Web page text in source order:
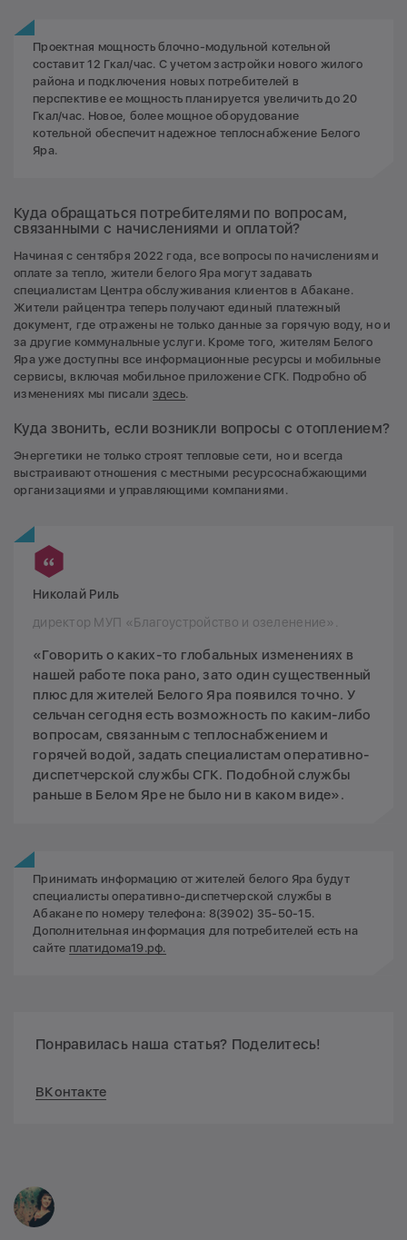
Проектная мощность блочно-модульной котельной
составит 12 Гкал/час. С учетом застройки нового жилого
района и подключения новых потребителей в
перспективе ее мощность планируется увеличить до 20
Гкал/час. Новое, более мощное оборудование
котельной обеспечит надежное теплоснабжение Белого
Яра.
Куда обращаться потребителями по вопросам,
связанными с начислениями и оплатой?
Начиная с сентября 2022 года, все вопросы по начислениям и
оплате за тепло, жители белого Яра могут задавать
специалистам Центра обслуживания клиентов в Абакане.
Жители райцентра теперь получают единый платежный
документ, где отражены не только данные за горячую воду, но и
за другие коммунальные услуги. Кроме того, жителям Белого
Яра уже доступны все информационные ресурсы и мобильные
сервисы, включая мобильное приложение СГК. Подробно об
изменениях мы писали здесь.
Куда звонить, если возникли вопросы с отоплением?
Энергетики не только строят тепловые сети, но и всегда
выстраивают отношения с местными ресурсоснабжающими
организациями и управляющими компаниями.
Николай Риль
директор МУП «Благоустройство и озеленение».
«Говорить о каких-то глобальных изменениях в
нашей работе пока рано, зато один существенный
плюс для жителей Белого Яра появился точно. У
сельчан сегодня есть возможность по каким-либо
вопросам, связанным с теплоснабжением и
горячей водой, задать специалистам оперативно-
диспетчерской службы СГК. Подобной службы
раньше в Белом Яре не было ни в каком виде».
Принимать информацию от жителей белого Яра будут
специалисты оперативно-диспетчерской службы в
Абакане по номеру телефона: 8(3902) 35-50-15.
Дополнительная информация для потребителей есть на
сайте платидома19.рф.
Понравилась наша статья? Поделитесь!
ВКонтакте